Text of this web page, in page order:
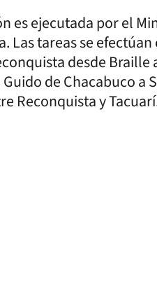
es ejecutada por el
Las tareas se
desde
de Chacabuco a
Reconquista y